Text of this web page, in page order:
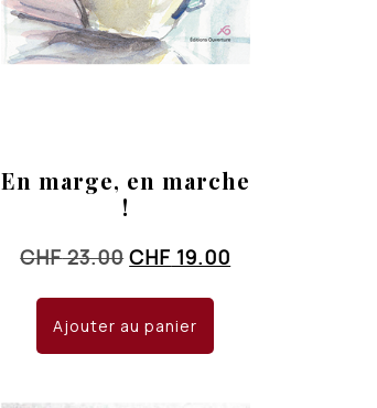
En marge, en marche
!
CHF23.00 Le
initial
CHF 19.00
Ajouter au panier